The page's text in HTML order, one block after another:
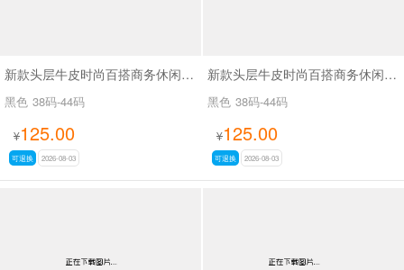
新款头层牛皮时尚百搭商务休闲男鞋SA8226
黑色 38码-44码
¥125.00
可退换 2026-08-03
新款头层牛皮时尚百搭商务休闲男鞋SA8221
黑色 38码-44码
¥125.00
可退换 2026-08-03